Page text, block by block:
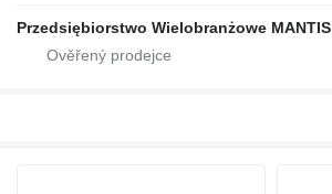
Przedsiębiorstwo Wielobranżowe MANTIS